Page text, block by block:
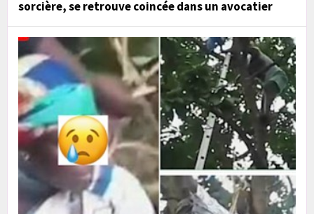
sorcière, se retrouve coincée dans un avocatier